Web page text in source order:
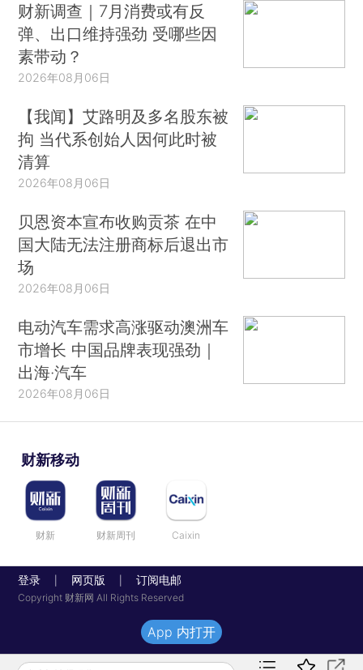
财新调查｜7月消费或有反
弹、出口维持强劲 受哪些因
素带动？
2026年08月06日
【我闻】艾路明及多名股东被
拘 当代系创始人因何此时被
清算
2026年08月06日
贝恩资本宣布收购贡茶 在中
国大陆无法注册商标后退出市
场
2026年08月06日
电动汽车需求高涨驱动澳洲车
市增长 中国品牌表现强劲｜
出海·汽车
2026年08月06日
财新移动
财新 财新周刊 Caixin
登录 网页版 订阅电邮
Copyright 财新网 All Rights Reserved
App 内打开